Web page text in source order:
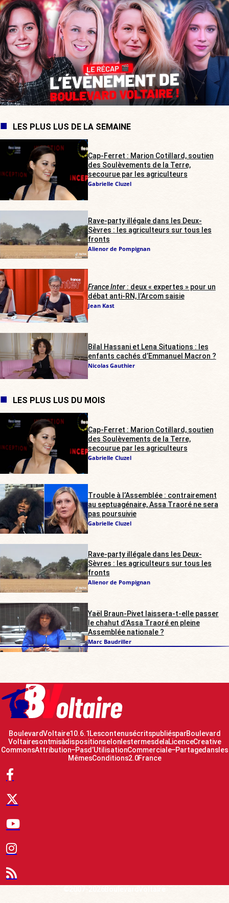
LES PLUS LUS DE LA SEMAINE
Cap-Ferret : Marion Cotillard, soutien
des Soulèvements de la Terre,
secourue par les agriculteurs
Gabrielle Cluzel
Rave-party illégale dans les Deux-
Sèvres : les agriculteurs sur tous les
fronts
Alienor de Pompignan
France Inter: deux « expertes » pour un
débat anti-RN, l’Arcom saisie
Jean Kast
Bilal Hassani et Lena Situations : les
enfants cachés d’Emmanuel Macron ?
Nicolas Gauthier
LES PLUS LUS DU MOIS
Cap-Ferret : Marion Cotillard, soutien
des Soulèvements de la Terre,
secourue par les agriculteurs
Gabrielle Cluzel
Trouble à l’Assemblée : contrairement
au septuagénaire, Assa Traoré ne sera
pas poursuivie
Gabrielle Cluzel
Rave-party illégale dans les Deux-
Sèvres : les agriculteurs sur tous les
fronts
Alienor de Pompignan
Yaël Braun-Pivet laissera-t-elle passer
le chahut d’Assa Traoré en pleine
Assemblée nationale ?
Marc Baudriller
Boulevard Voltaire 10.6.1 Les contenus écrits publiés par Boulevard
Voltaire sont mis à disposition selon les termes de la Licence Creative
Commons Attribution – Pas d’Utilisation Commerciale – Partage dans les
Mêmes Conditions 2.0 France